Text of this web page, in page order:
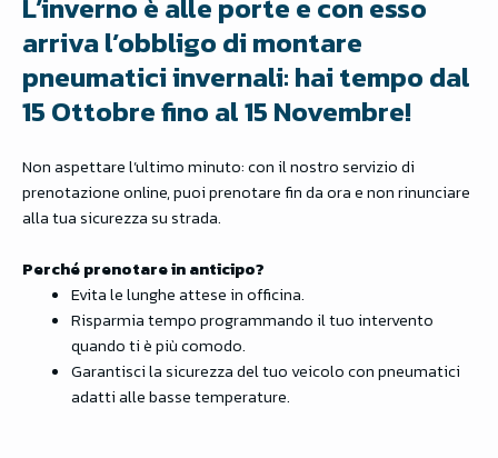
arriva l’obbligo di montare
pneumatici invernali: hai tempo dal
15 Ottobre fino al 15 Novembre!
Non aspettare l’ultimo minuto: con il nostro servizio di
prenotazione online, puoi prenotare fin da ora e non rinunciare
alla tua sicurezza su strada.
Perché prenotare in anticipo?
Evita le lunghe attese in officina.
Risparmia tempo programmando il tuo intervento
quando ti è più comodo.
Garantisci la sicurezza del tuo veicolo con pneumatici
adatti alle basse temperature.